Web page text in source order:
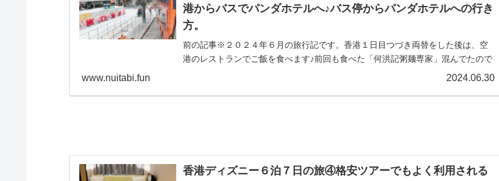
港からバスでパンダホテルへ♪バス停からパンダホテルへの行き
方。
前の記事※２０２４年６月の旅行記です。香港１日目つづき両替をした後は、空
港のレストランでご飯を食べます♪前回も食べた「何洪記粥麺専家」混んでたので
www.nuitabi.fun 2024.06.30
香港ディズニー６泊７日の旅④格安ツアーでもよく利用される